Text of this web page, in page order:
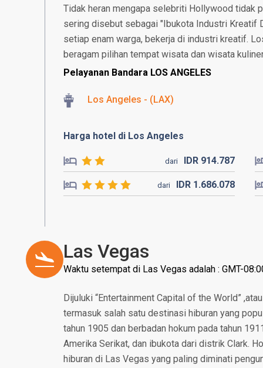
Tidak heran mengapa selebriti Hollywood tidak
sering disebut sebagai "Ibukota Industri Kreatif
setiap enam warga, bekerja di industri kreatif.
beragam pilihan tempat wisata dan wisata
Pelayanan Bandara LOS ANGELES
Los Angeles - (LAX)
Harga hotel di Los Angeles
dari IDR 914.787
dari IDR 1.686.078
Las Vegas
Waktu setempat di Las Vegas adalah : GMT-
Dijuluki “Entertainment Capital of the World”
termasuk salah satu destinasi hiburan yang
tahun 1905 dan berbadan hokum pada tahun
Amerika Serikat, dan ibukota dari distrik Clark.
hiburan di Las Vegas yang paling diminati